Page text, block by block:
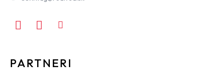
PARTNERI